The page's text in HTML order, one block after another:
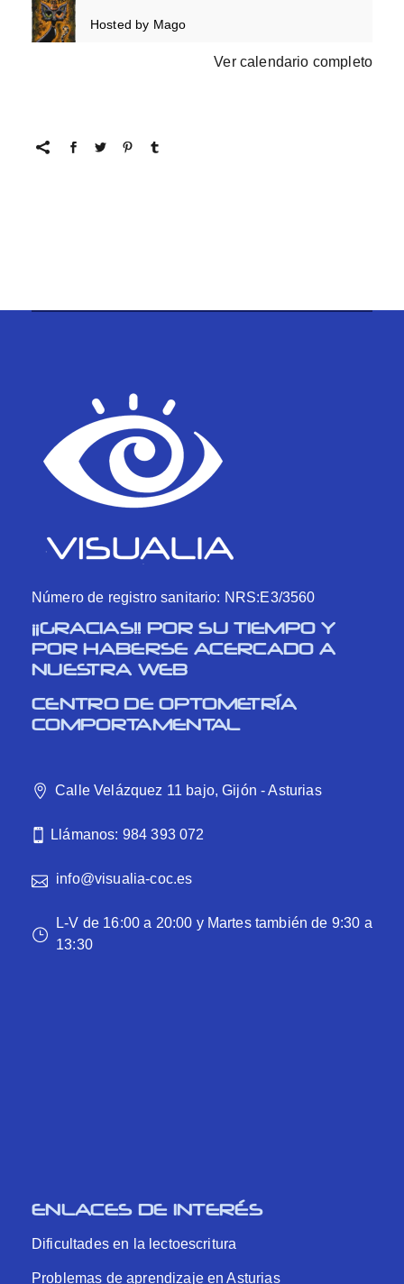
Hosted by Mago
Ver calendario completo
Número de registro sanitario: NRS:E3/3560
¡¡GRACIAS!! POR SU TIEMPO Y
POR HABERSE ACERCADO A
NUESTRA WEB
CENTRO DE OPTOMETRÍA
COMPORTAMENTAL
Calle Velázquez 11 bajo, Gijón - Asturias
Llámanos: 984 393 072
info@visualia-coc.es
L-V de 16:00 a 20:00 y Martes también de 9:30 a
13:30
ENLACES DE INTERÉS
Dificultades en la lectoescritura
Problemas de aprendizaje en Asturias